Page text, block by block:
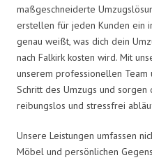
maßgeschneiderte
erstellen für jeden Kunden ein
genau weißt, was dich dein
nach Falkirk kosten wird. Mit
unserem professionellen
Schritt des Umzugs und sorgen
reibungslos und stressfrei
Unsere Leistungen umfassen
Möbel und persönlichen